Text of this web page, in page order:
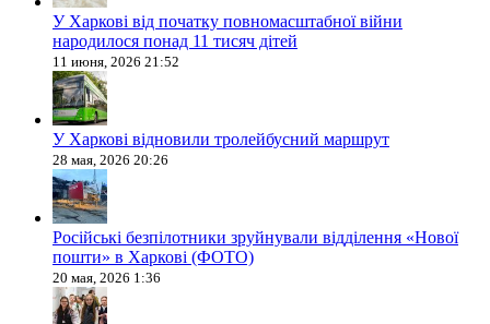
У Харкові від початку повномасштабної війни
народилося понад 11 тисяч дітей
11 июня, 2026 21:52
У Харкові відновили тролейбусний маршрут
28 мая, 2026 20:26
Російські безпілотники зруйнували відділення «Нової
пошти» в Харкові (ФОТО)
20 мая, 2026 1:36